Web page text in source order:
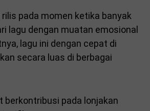
rilis pada momen ketika banyak
lagu dengan muatan emosional
lagu ini dengan cepat di
secara luas di berbagai
berkontribusi pada lonjakan